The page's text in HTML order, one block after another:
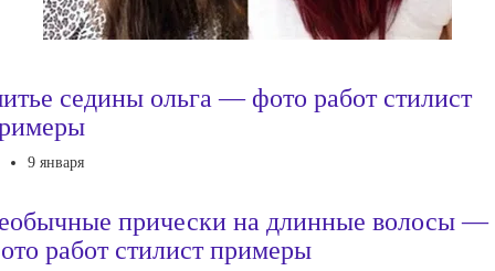
седины ольга — фото работ стилист
9 января
прически на длинные волосы —
работ стилист примеры